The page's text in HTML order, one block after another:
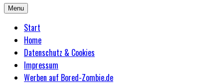
Menu
Start
Home
Datenschutz & Cookies
Impressum
Werben auf Bored-Zombie.de